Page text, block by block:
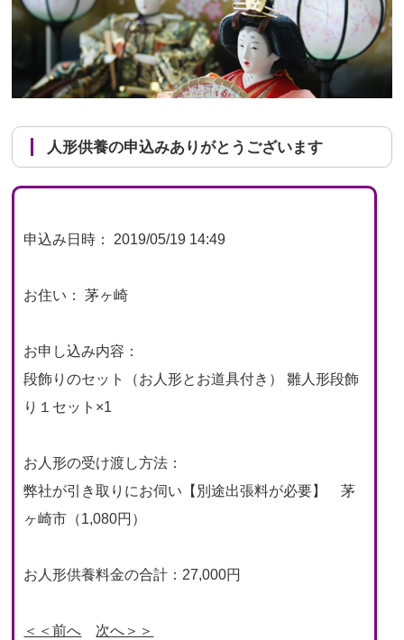
人形供養の申込みありがとうございます
申込み日時： 2019/05/19 14:49
お住い： 茅ヶ崎
お申し込み内容：
段飾りのセット（お人形とお道具付き） 雛人形段飾
り１セット×1
お人形の受け渡し方法：
弊社が引き取りにお伺い【別途出張料が必要】 茅
ヶ崎市（1,080円）
お人形供養料金の合計：27,000円
＜＜前へ 次へ＞＞